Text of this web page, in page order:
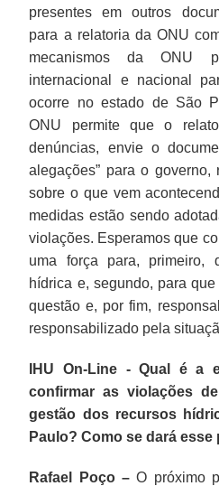
presentes em outros
para a relatoria da ONU
mecanismos da ONU
internacional e nacional
ocorre no estado de São
ONU permite que o
denúncias, envie o
alegações” para o governo,
sobre o que vem
medidas estão sendo
violações. Esperamos que
uma força para, primeiro,
hídrica e, segundo, para
questão e, por fim,
responsabilizado pela
IHU On-Line - Qual é a
confirmar as violações
gestão dos recursos
Paulo? Como se dará esse
Rafael Poço –O próximo